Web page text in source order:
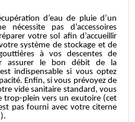
d’eau de pluie d’un
pas d’accessoires
votre sol afin d’accueillir
système de stockage et de
à vos descentes de
assurer le bon débit de la
indispensable si vous optez
Enfin, si vous prévoyez de
vide sanitaire standard, vous
trop-plein vers un exutoire (cet
pas fourni avec votre citerne